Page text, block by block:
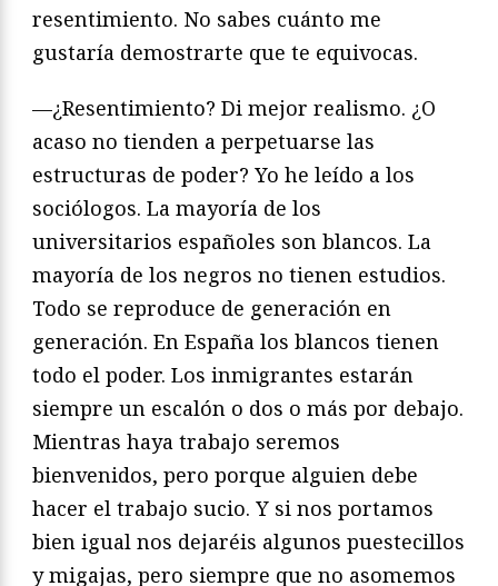
resentimiento. No sabes cuánto me
gustaría demostrarte que te equivocas.
—¿Resentimiento? Di mejor realismo. ¿O
acaso no tienden a perpetuarse las
estructuras de poder? Yo he leído a los
sociólogos. La mayoría de los
universitarios españoles son blancos. La
mayoría de los negros no tienen estudios.
Todo se reproduce de generación en
generación. En España los blancos tienen
todo el poder. Los inmigrantes estarán
siempre un escalón o dos o más por debajo.
Mientras haya trabajo seremos
bienvenidos, pero porque alguien debe
hacer el trabajo sucio. Y si nos portamos
bien igual nos dejaréis algunos puestecillos
y migajas, pero siempre que no asomemos